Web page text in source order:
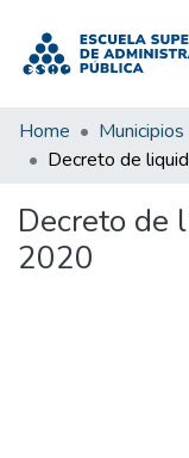
Home Municipios
Decreto de
2020